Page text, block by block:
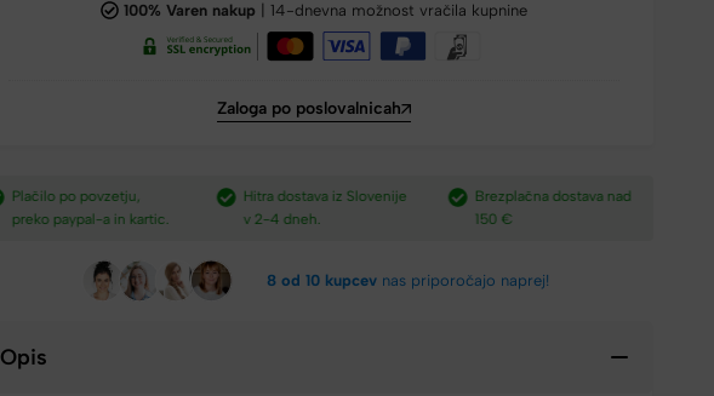
100% Varen nakup | 14-dnevna možnost vračila kupnine
Zaloga po poslovalnicah
Hitra dostava iz Slovenije
v 2-4 dneh.​
Brezplačna dostava nad
150 €​
Plačilo po povzetju,
preko paypal-a in kartic.​
8 od 10 kupcevnas priporočajo naprej!
Opis